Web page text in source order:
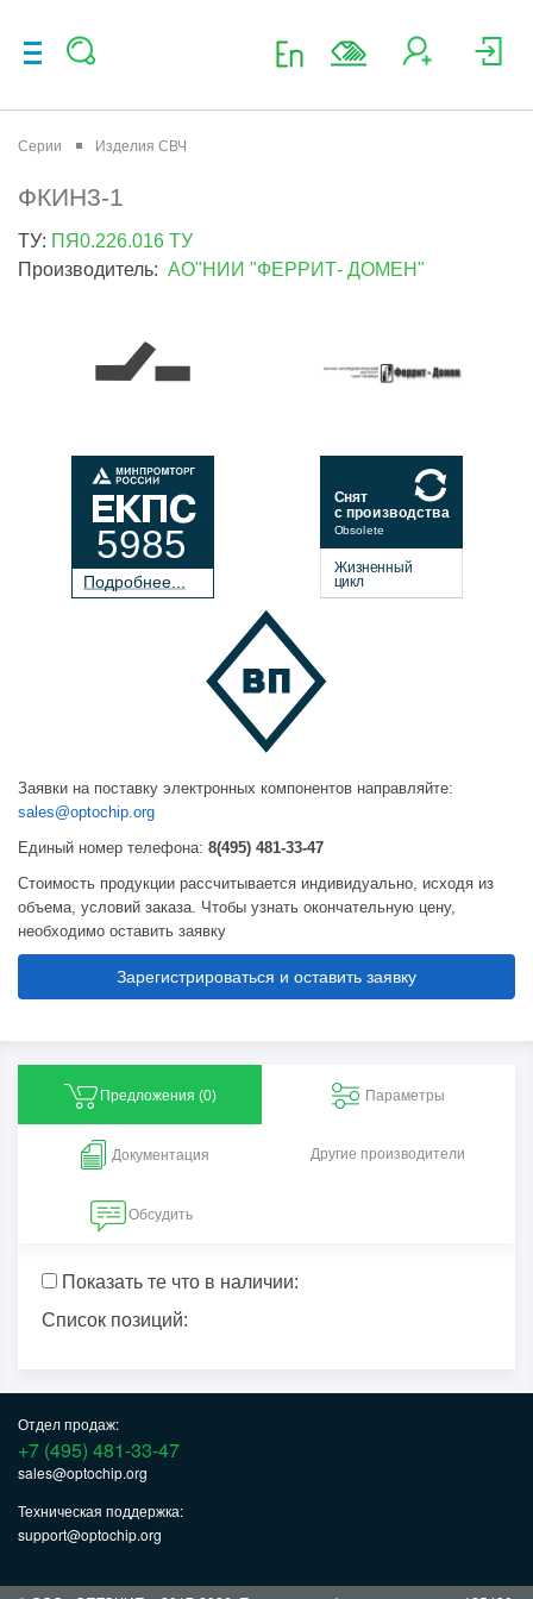
Серии Изделия СВЧ
ФКИН3-1
ТУ: ПЯ0.226.016 ТУ
Производитель: АО"НИИ "ФЕРРИТ- ДОМЕН"
Подробнее...
5985
Жизненный
цикл
Obsolete
Снят
с производства
Заявки на поставку электронных компонентов направляйте:
sales@optochip.org
Единый номер телефона: 8(495) 481-33-47
Стоимость продукции рассчитывается индивидуально, исходя из
объема, условий заказа. Чтобы узнать окончательную цену,
необходимо оставить заявку
Зарегистрироваться и оставить заявку
Предложения (0) Параметры
Документация Другие производители
Обсудить
Показать те что в наличии:
Список позиций:
Отдел продаж:
+7 (495) 481-33-47
sales@optochip.org
Техническая поддержка:
support@optochip.org